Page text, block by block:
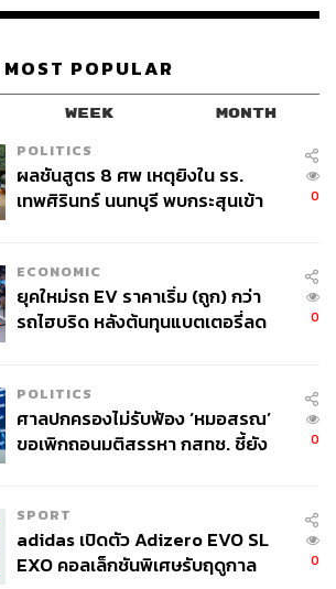
MOST POPULAR
WEEK MONTH
POLITICS
ผลชันสูตร 8 ศพ เหตุยิงใน รร.
เทพศิรินทร์ นนทบุรี พบกระสุนเข้า
0
ECONOMIC
ยุคใหม่รถ EV ราคาเริ่ม (ถูก) กว่า
รถไฮบริด หลังต้นทุนแบตเตอรี่ลด
0
POLITICS
ศาลปกครองไม่รับฟ้อง ‘หมอสรณ’
ขอเพิกถอนมติสรรหา กสทช. ชี้ยัง
0
SPORT
adidas เปิดตัว Adizero EVO SL
EXO คอลเล็กชันพิเศษรับฤดูกาล
0